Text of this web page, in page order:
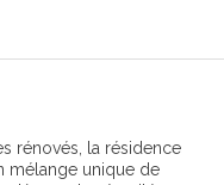
rénovés, la résidence
mélange unique de